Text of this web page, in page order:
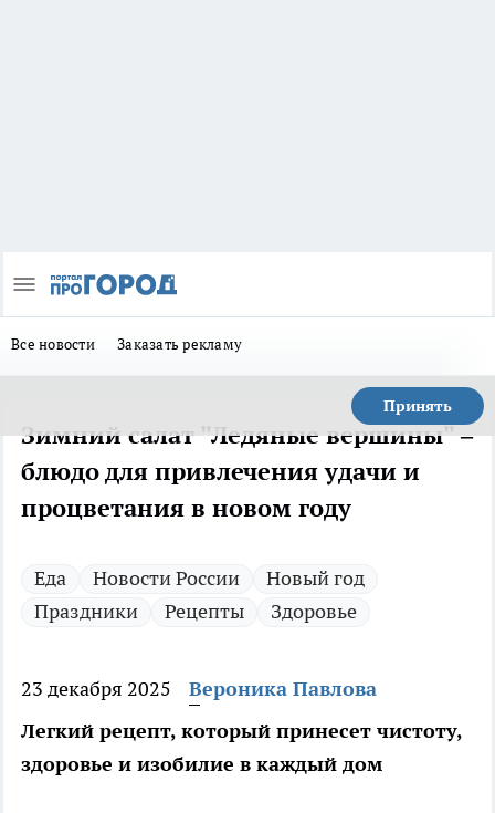
Все новости Заказать рекламу
Принять
Зимний салат "Ледяные вершины" –
блюдо для привлечения удачи и
процветания в новом году
Еда Новости России
Новый год
Праздники
Рецепты Здоровье
23 декабря 2025
Вероника Павлова
Легкий рецепт, который принесет чистоту,
здоровье и изобилие в каждый дом